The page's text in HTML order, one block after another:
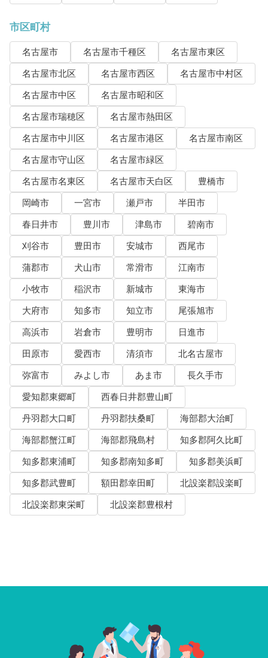
市区町村
名古屋市 名古屋市千種区
名古屋市東区
名古屋市北区
名古屋市西区
名古屋市中村区
名古屋市中区
名古屋市昭和区
名古屋市瑞穂区
名古屋市熱田区
名古屋市中川区
名古屋市港区
名古屋市南区
名古屋市守山区
名古屋市緑区
名古屋市名東区
名古屋市天白区
豊橋市
岡崎市
一宮市 瀬戸市
半田市
春日井市
豊川市 津島市
碧南市
刈谷市
豊田市 安城市
西尾市
蒲郡市
犬山市 常滑市
江南市
小牧市
稲沢市 新城市
東海市
大府市
知多市 知立市
尾張旭市
高浜市
岩倉市 豊明市
日進市
田原市
愛西市 清須市
北名古屋市
弥富市
みよし市 あま市
長久手市
愛知郡東郷町
西春日井郡豊山町
丹羽郡大口町
丹羽郡扶桑町
海部郡大治町
海部郡蟹江町
海部郡飛島村
知多郡阿久比町
知多郡東浦町
知多郡南知多町
知多郡美浜町
知多郡武豊町
額田郡幸田町
北設楽郡設楽町
北設楽郡東栄町
北設楽郡豊根村